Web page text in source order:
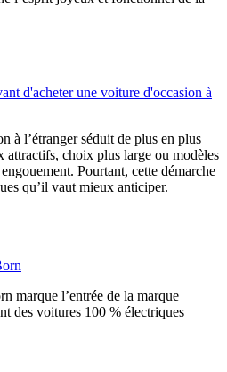
d'acheter une voiture d'occasion à
à l’étranger séduit de plus en plus
attractifs, choix plus large ou modèles
Pourtant, cette démarche
qu’il vaut mieux anticiper.
marque l’entrée de la marque
des voitures 100 % électriques